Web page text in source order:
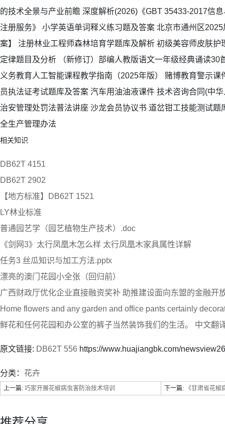
的技术全景与产业前瞻 深度解析(2026)《GBT 35433-2017信
注册服务》 小学英语单词释义练习题及答案 北京市通州区
案】 注册林业工程师森林培育学题库及解析 初级美容师皮肤护
定律题目及分析 （新修订）部编人教版语文一年级经典诵读30
义务教育人工智能课程教学指南（2025年版） 赌博教育警示课
员执法证考试题库及答案 汽车用油油液课件 技术咨询合同(中
治安管理处罚法普法讲座 沙龙会员协议书 道岔钳工技能测试题
全生产管理办法
相关知识
DB62T 4151
DB62T 2902
【地方标准】DB62T 1521
LY林业标准
普通园艺学（园艺植物生产技术）.doc
《剑网3》太行凤凰木怎么样 太行凤凰木家具属性详解
任务3 丝瓜知识与加工方法.pptx
漂亮的澳门花园小全张（回归前）
广西财政厅优化企业直接融资奖补 助推建设面向东盟的金融开
Home flowers and any garden and office pants certainly
鲜花和任何花园和办公室的裤子当然装饰我们的生活。 中文翻
原文链接: DB62T 556 https://www.huajiangbk.com/
分类： 花卉
上一篇: 巧家开展花椒病虫害防治技术培训 下一篇: 《甘肃省花